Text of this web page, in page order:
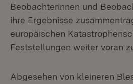
Beobachterinnen und
ihre Ergebnisse
europäischen
Feststellungen weiter voran
Abgesehen von kleineren